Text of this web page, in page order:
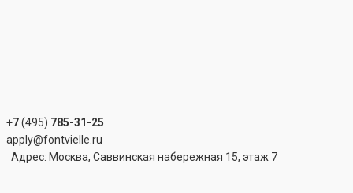
+7(495) 785-31-25
apply@fontvielle.ru
Адрес: Москва, Саввинская набережная 15, этаж 7